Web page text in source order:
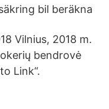
bil beräkna
Vilnius, 2018 m.
bendrovė
Link“.